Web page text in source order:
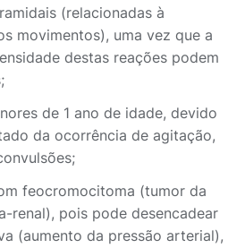
(relacionadas à
movimentos), uma vez que a
destas reações podem
de 1 ano de idade, devido
da ocorrência de agitação,
feocromocitoma (tumor da
renal), pois pode desencadear
(aumento da pressão arterial),